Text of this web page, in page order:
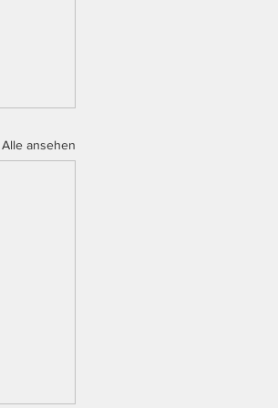
Alle ansehen